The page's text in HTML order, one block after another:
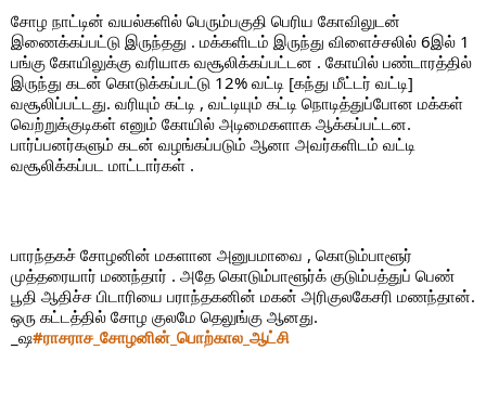
சோழ நாட்டின் வயல்களில் பெரும்பகுதி பெரிய கோவிலுடன்
இணைக்கப்பட்டு இருந்தது . மக்களிடம் இருந்து விளைச்சலில் 6இல் 1
பங்கு கோயிலுக்கு வரியாக வசூலிக்கப்பட்டன . கோயில் பண்டாரத்தில்
இருந்து கடன் கொடுக்கப்பட்டு 12% வட்டி [கந்து மீட்டர் வட்டி]
வசூலிப்பட்டது. வரியும் கட்டி , வட்டியும் கட்டி நொடித்துப்போன மக்கள்
வெற்றுக்குடிகள் எனும் கோயில் அடிமைகளாக ஆக்கப்பட்டன.
பார்ப்பனர்களும் கடன் வழங்கப்படும் ஆனா அவர்களிடம் வட்டி
வசூலிக்கப்பட மாட்டார்கள் .
பாரந்தகச் சோழனின் மகளான அனுபமாவை , கொடும்பாளூர்
முத்தரையார் மணந்தார் . அதே கொடும்பாளூர்க் குடும்பத்துப் பெண்
பூதி ஆதிச்ச பிடாரியை பராந்தகனின் மகன் அரிகுலகேசரி மணந்தான்.
ஒரு கட்டத்தில் சோழ குலமே தெலுங்கு ஆனது.
_ஷ#ராசராச_சோழனின்_பொற்கால_ஆட்சி